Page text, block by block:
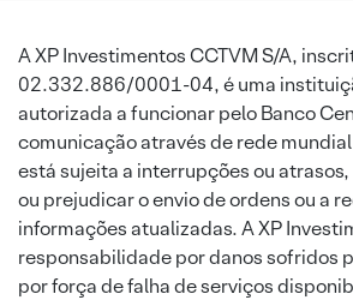
A XP Investimentos CCTVM S/A,
02.332.886/0001-04, é uma
autorizada a funcionar pelo Banco
comunicação através de rede
está sujeita a interrupções ou
ou prejudicar o envio de ordens ou a
informações atualizadas. A XP
responsabilidade por danos sofridos
por força de falha de serviços